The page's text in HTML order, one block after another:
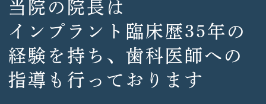
当院の院長は
インプラント臨床歴35年の
経験を持ち、歯科医師への
指導も 行っております